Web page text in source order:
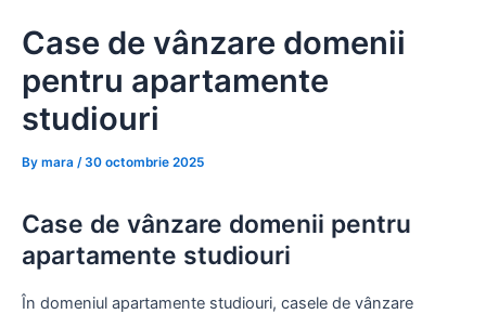
Case de vânzare domenii
pentru apartamente
studiouri
By mara /30 octombrie 2025
Case de vânzare domenii pentru
apartamente studiouri
În domeniul apartamente studiouri, casele de vânzare